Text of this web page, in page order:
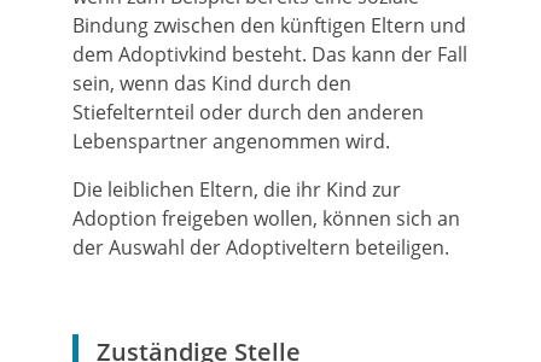
Bindung zwischen den künftigen Eltern und
dem Adoptivkind besteht. Das kann der Fall
sein, wenn das Kind durch den
Stiefelternteil oder durch den anderen
Lebenspartner angenommen wird.
Die leiblichen Eltern, die ihr Kind zur
Adoption freigeben wollen, können sich an
der Auswahl der Adoptiveltern beteiligen.
Zuständige Stelle